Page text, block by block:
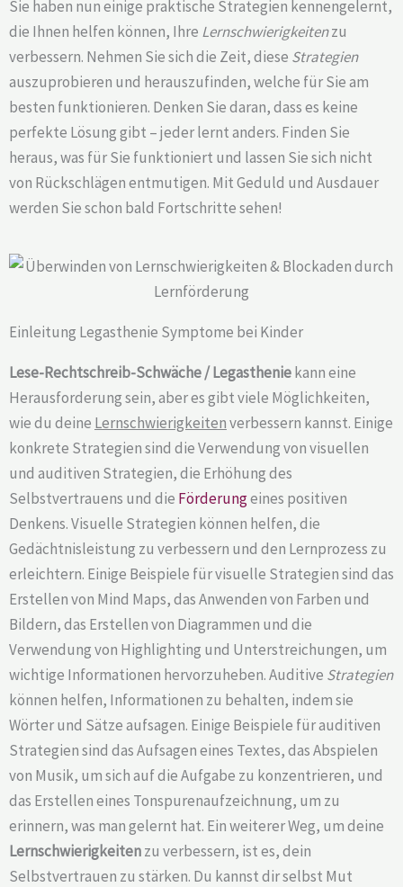
Sie haben nun einige praktische Strategien kennengelernt,
die Ihnen helfen können, Ihre Lernschwierigkeitenzu
verbessern. Nehmen Sie sich die Zeit, diese Strategien
auszuprobieren und herauszufinden, welche für Sie am
besten funktionieren. Denken Sie daran, dass es keine
perfekte Lösung gibt – jeder lernt anders. Finden Sie
heraus, was für Sie funktioniert und lassen Sie sich nicht
von Rückschlägen entmutigen. Mit Geduld und Ausdauer
werden Sie schon bald Fortschritte sehen!
Einleitung Legasthenie Symptome bei Kinder
Lese-Rechtschreib-Schwäche / Legastheniekann eine
Herausforderung sein, aber es gibt viele Möglichkeiten,
wie du deine Lernschwierigkeitenverbessern kannst. Einige
konkrete Strategien sind die Verwendung von visuellen
und auditiven Strategien, die Erhöhung des
Selbstvertrauens und die Förderungeines positiven
Denkens. Visuelle Strategien können helfen, die
Gedächtnisleistung zu verbessern und den Lernprozess zu
erleichtern. Einige Beispiele für visuelle Strategien sind das
Erstellen von Mind Maps, das Anwenden von Farben und
Bildern, das Erstellen von Diagrammen und die
Verwendung von Highlighting und Unterstreichungen, um
wichtige Informationen hervorzuheben. Auditive Strategien
können helfen, Informationen zu behalten, indem sie
Wörter und Sätze aufsagen. Einige Beispiele für auditiven
Strategien sind das Aufsagen eines Textes, das Abspielen
von Musik, um sich auf die Aufgabe zu konzentrieren, und
das Erstellen eines Tonspurenaufzeichnung, um zu
erinnern, was man gelernt hat. Ein weiterer Weg, um deine
Lernschwierigkeitenzu verbessern, ist es, dein
Selbstvertrauen zu stärken. Du kannst dir selbst Mut